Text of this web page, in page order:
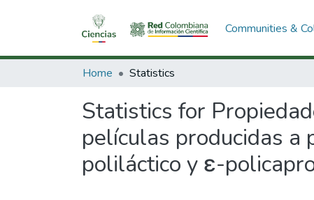
Communities &
Home Statistics
Statistics for
películas producidas a
poliláctico y ε-